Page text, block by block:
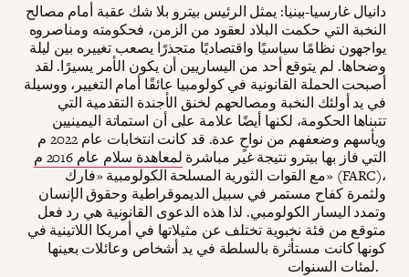
دانيال غارسيا-بينيا: يمثل الرئيس بيترو بلا شك عقبة أمام مصالح
النخبة التي حكمت البلاد لعقود من الزمن، فحكومته ومناصروه
يواجهون نظامًا سياسيًا واقتصاديًا متجذرًا يصعب تغييره بين ليلة
وضحاها. لم يتوقع أحد من اليساريين أن يكون الأمر يسيرًا. لقد
أصبحت الحملة القانونية في كولومبيا عائقًا أمام التغيير، ووسيلة
في يد أولئك النخبة ومصالحهم لخنق الأجندة التقدمية التي
تتبناها الحكومة، لكنها أيضًا علامة على أن استماتة اليمينيين
ويأسهم وضعفهم من نواحٍ عدة. قد كانت انتخابات عام 2022 م
التي فاز بها بيترو نتيجة غير مباشرة لمعاهدة سلام عام 2016 م
مع القوات الثورية المسلحة الكولومبية «فارك» (FARC)،
ولثمرة كفاح مستمر في سبيل الديموقراطية وحقوق الإنسان
وتمدد اليسار الكولومبي. لذا هذه الدعوى القانونية هي رد فعل
متوقع من فئة نخبوية تختلف عن مثيلاتها في أمريكا اللاتينية في
كونها كانت مستأثرة بالسلطة في يد أشخاص وعائلات بعينها
لمئات السنوات.